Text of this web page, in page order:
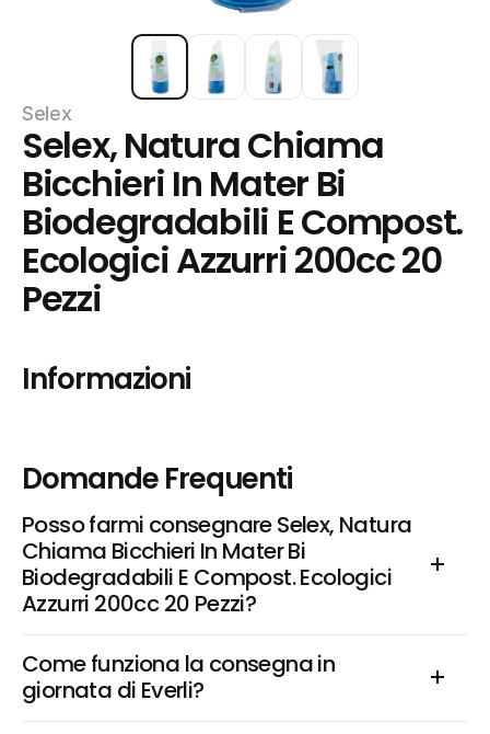
Selex
Selex, Natura Chiama
Bicchieri In Mater Bi
Biodegradabili E Compost.
Ecologici Azzurri 200cc 20
Pezzi
Informazioni
Domande Frequenti
Posso farmi consegnare Selex, Natura
Chiama Bicchieri In Mater Bi
Biodegradabili E Compost. Ecologici
Azzurri 200cc 20 Pezzi?
Come funziona la consegna in
giornata di Everli?